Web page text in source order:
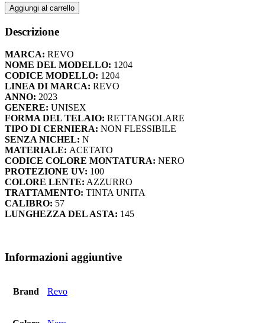
379,00 €.189,50 €.
REVO
1204
-
01BL
quantità
Aggiungi al carrello
Descrizione
MARCA: REVO
NOME DEL MODELLO: 1204
CODICE MODELLO: 1204
LINEA DI MARCA: REVO
ANNO: 2023
GENERE: UNISEX
FORMA DEL TELAIO: RETTANGOLARE
TIPO DI CERNIERA: NON FLESSIBILE
SENZA NICHEL: N
MATERIALE: ACETATO
CODICE COLORE MONTATURA: NERO
PROTEZIONE UV: 100
COLORE LENTE: AZZURRO
TRATTAMENTO: TINTA UNITA
CALIBRO: 57
LUNGHEZZA DEL ASTA: 145
Informazioni aggiuntive
Brand Revo